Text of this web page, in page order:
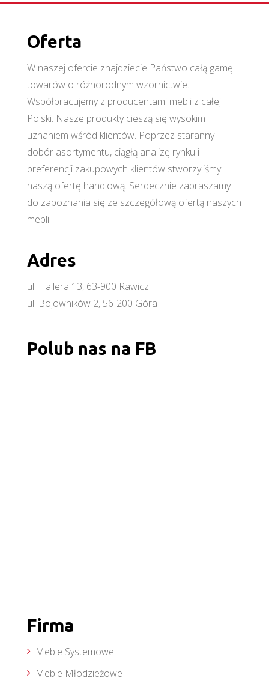
Oferta
W naszej ofercie znajdziecie Państwo całą gamę
towarów o różnorodnym wzornictwie.
Współpracujemy z producentami mebli z całej
Polski. Nasze produkty cieszą się wysokim
uznaniem wśród klientów. Poprzez staranny
dobór asortymentu, ciągłą analizę rynku i
preferencji zakupowych klientów stworzyliśmy
naszą ofertę handlową. Serdecznie zapraszamy
do zapoznania się ze szczegółową ofertą naszych
mebli.
Adres
ul. Hallera 13, 63-900 Rawicz
ul. Bojowników 2, 56-200 Góra
Polub nas na FB
Firma
Meble Systemowe
Meble Młodzieżowe